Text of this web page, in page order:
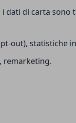
dati di carta sono
out), statistiche
remarketing.